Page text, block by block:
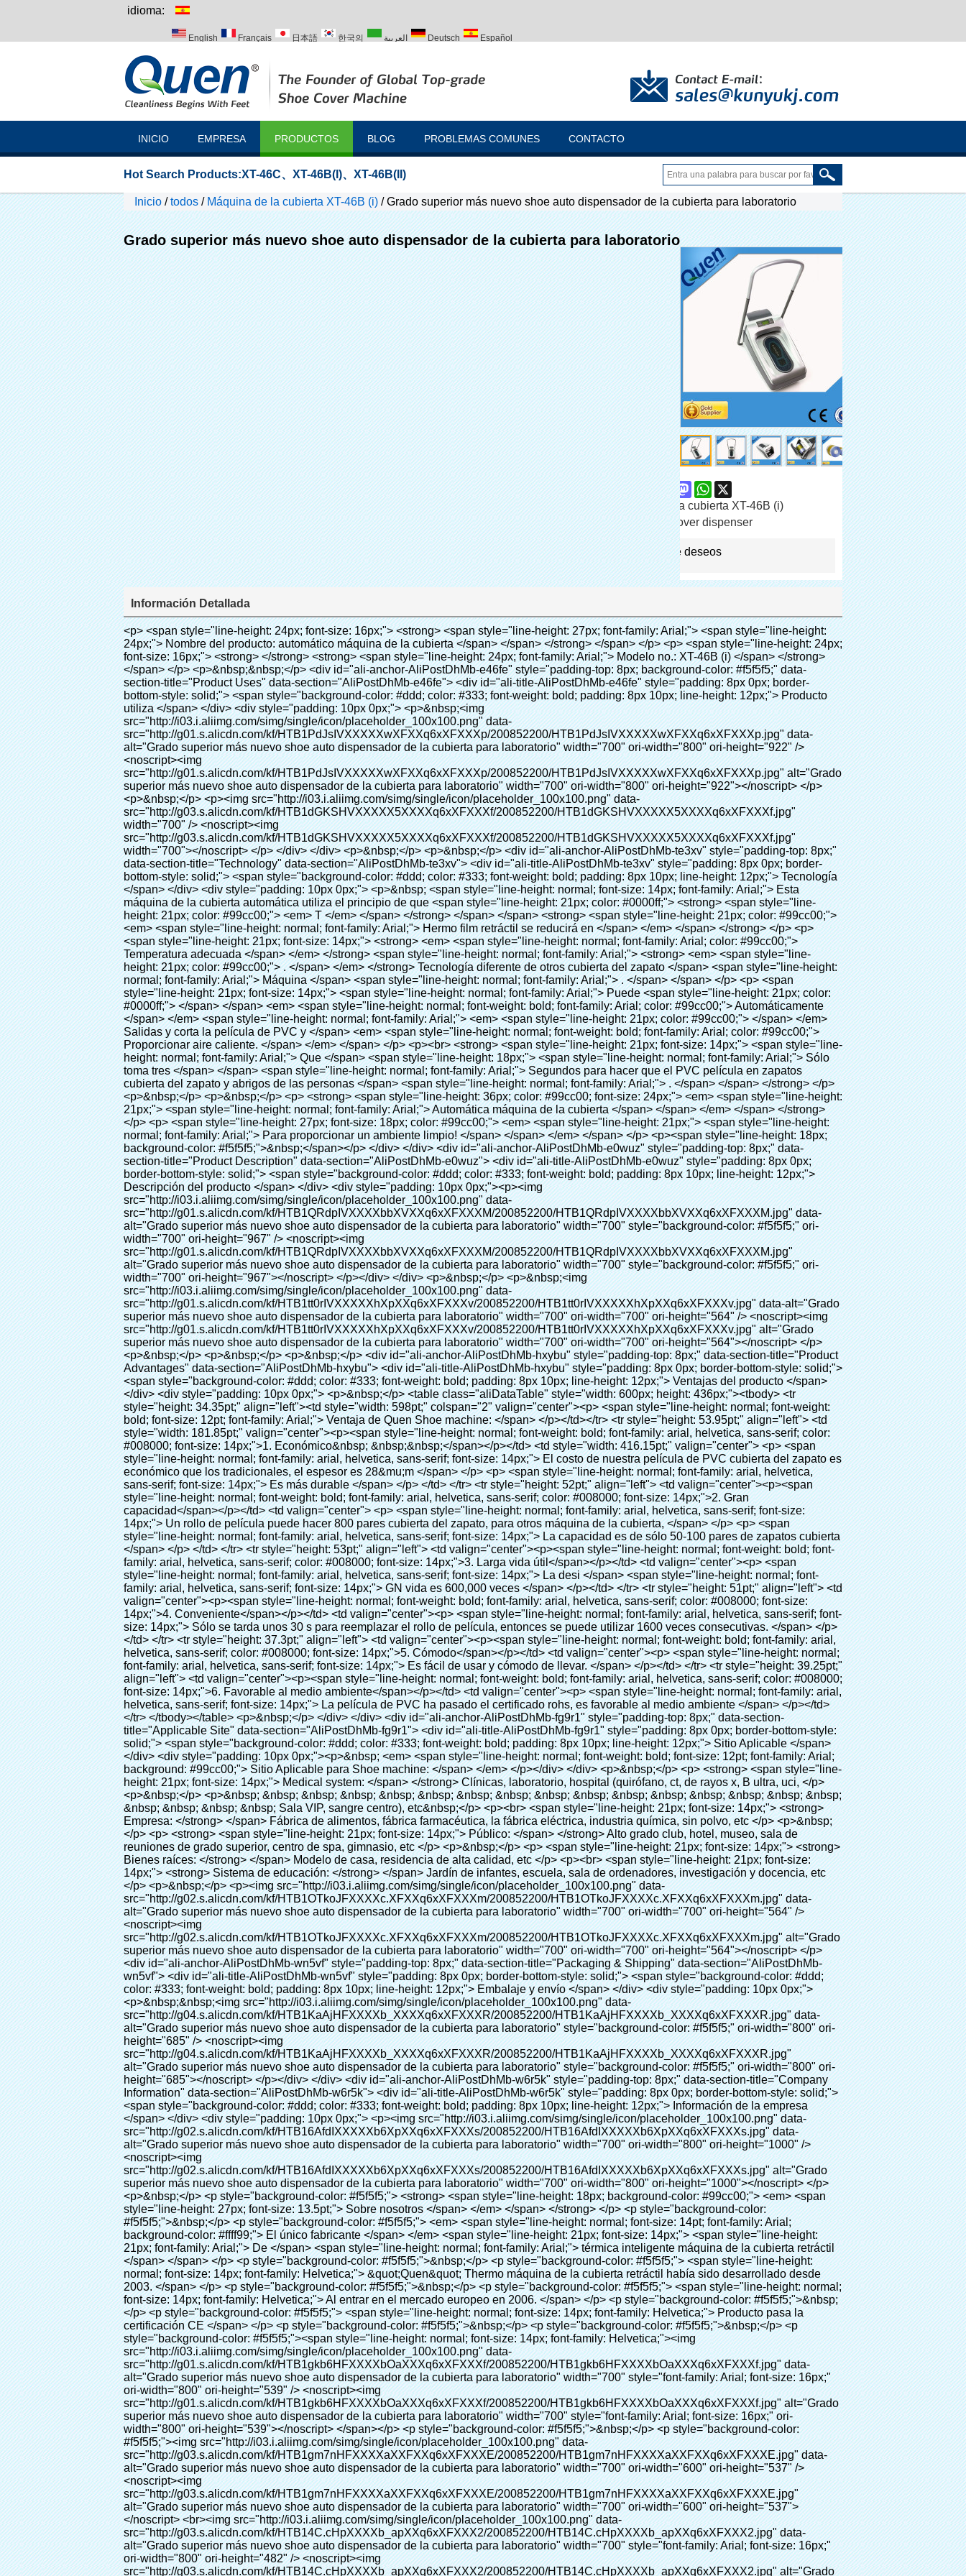
idioma:
English Français 日本語 한국의 العربية Deutsch Español
INICIO EMPRESA PRODUCTOS BLOG PROBLEMAS COMUNES CONTACTO
Hot Search Products:XT-46C、 XT-46B(I)、 XT-46B(II)
Inicio /todos / Máquina de la cubierta XT-46B (i) /Grado superior más nuevo shoe auto dispensador de la cubierta para laboratorio
Grado superior más nuevo shoe auto dispensador de la cubierta para laboratorio
participación ShareFacebook
PinterestMastodonWhatsApp
Categoría
Máquina de la cubierta XT-46B (i)
Marca
Quen shoe cover dispenser
Conecta ahora Añadir a la lista de deseos
Información Detallada
<p> <span style="line-height: 24px; font-size: 16px;"> <strong> <span style="line-height: 27px; font-family: Arial;"> <span style="line-height: 24px;"> Nombre del producto: automático máquina de la cubierta </span> </span> </strong> </span> </p> <p> <span style="line-height: 24px; font-size: 16px;"> <strong> </strong> <strong> <span style="line-height: 24px; font-family: Arial;"> Modelo no.: XT-46B (i) </span> </strong> </span> </p> <p>&nbsp;&nbsp;</p> <div id="ali-anchor-AliPostDhMb-e46fe" style="padding-top: 8px; background-color: #f5f5f5;" data-section-title="Product Uses" data-section="AliPostDhMb-e46fe"> <div id="ali-title-AliPostDhMb-e46fe" style="padding: 8px 0px; border-bottom-style: solid;"> <span style="background-color: #ddd; color: #333; font-weight: bold; padding: 8px 10px; line-height: 12px;"> Producto utiliza </span> </div> <div style="padding: 10px 0px;"> <p>&nbsp;<img src="http://i03.i.aliimg.com/simg/single/icon/placeholder_100x100.png" data-src="http://g01.s.alicdn.com/kf/HTB1PdJsIVXXXXXwXFXXq6xXFXXXp/200852200/HTB1PdJsIVXXXXXwXFXXq6xXFXXXp.jpg" data-alt="Grado superior más nuevo shoe auto dispensador de la cubierta para laboratorio" width="700" ori-width="800" ori-height="922" /> <noscript><img src="http://g01.s.alicdn.com/kf/HTB1PdJsIVXXXXXwXFXXq6xXFXXXp/200852200/HTB1PdJsIVXXXXXwXFXXq6xXFXXXp.jpg" alt="Grado superior más nuevo shoe auto dispensador de la cubierta para laboratorio" width="700" ori-width="800" ori-height="922"></noscript> </p> <p>&nbsp;</p> <p><img src="http://i03.i.aliimg.com/simg/single/icon/placeholder_100x100.png" data-src="http://g03.s.alicdn.com/kf/HTB1dGKSHVXXXXX5XXXXq6xXFXXXf/200852200/HTB1dGKSHVXXXXX5XXXXq6xXFXXXf.jpg" width="700" /> <noscript><img src="http://g03.s.alicdn.com/kf/HTB1dGKSHVXXXXX5XXXXq6xXFXXXf/200852200/HTB1dGKSHVXXXXX5XXXXq6xXFXXXf.jpg" width="700"></noscript> </p> </div> </div> <p>&nbsp;</p> <p>&nbsp;</p> <div id="ali-anchor-AliPostDhMb-te3xv" style="padding-top: 8px;" data-section-title="Technology" data-section="AliPostDhMb-te3xv"> <div id="ali-title-AliPostDhMb-te3xv" style="padding: 8px 0px; border-bottom-style: solid;"> <span style="background-color: #ddd; color: #333; font-weight: bold; padding: 8px 10px; line-height: 12px;"> Tecnología </span> </div> <div style="padding: 10px 0px;"> <p>&nbsp; <span style="line-height: normal; font-size: 14px; font-family: Arial;"> Esta máquina de la cubierta automática utiliza el principio de que <span style="line-height: 21px; color: #0000ff;"> <strong> <span style="line-height: 21px; color: #99cc00;"> <em> T </em> </span> </strong> </span> </span> <strong> <span style="line-height: 21px; color: #99cc00;"> <em> <span style="line-height: normal; font-family: Arial;"> Hermo film retráctil se reducirá en </span> </em> </span> </strong> </p> <p> <span style="line-height: 21px; font-size: 14px;"> <strong> <em> <span style="line-height: normal; font-family: Arial; color: #99cc00;"> Temperatura adecuada </span> </em> </strong> <span style="line-height: normal; font-family: Arial;"> <strong> <em> <span style="line-height: 21px; color: #99cc00;"> . </span> </em> </strong> Tecnología diferente de otros cubierta del zapato </span> <span style="line-height: normal; font-family: Arial;"> Máquina </span> <span style="line-height: normal; font-family: Arial;"> . </span> </span> </p> <p> <span style="line-height: 21px; font-size: 14px;"> <span style="line-height: normal; font-family: Arial;"> Puede <span style="line-height: 21px; color: #0000ff;"> </span> </span> <em> <span style="line-height: normal; font-weight: bold; font-family: Arial; color: #99cc00;"> Automáticamente </span> </em> <span style="line-height: normal; font-family: Arial;"> <em> <span style="line-height: 21px; color: #99cc00;"> </span> </em> Salidas y corta la película de PVC y </span> <em> <span style="line-height: normal; font-weight: bold; font-family: Arial; color: #99cc00;"> Proporcionar aire caliente. </span> </em> </span> </p> <p><br> <strong> <span style="line-height: 21px; font-size: 14px;"> <span style="line-height: normal; font-family: Arial;"> Que </span> <span style="line-height: 18px;"> <span style="line-height: normal; font-family: Arial;"> Sólo toma tres </span> </span> <span style="line-height: normal; font-family: Arial;"> Segundos para hacer que el PVC película en zapatos cubierta del zapato y abrigos de las personas </span> <span style="line-height: normal; font-family: Arial;"> . </span> </span> </strong> </p> <p>&nbsp;</p> <p>&nbsp;</p> <p> <strong> <span style="line-height: 36px; color: #99cc00; font-size: 24px;"> <em> <span style="line-height: 21px;"> <span style="line-height: normal; font-family: Arial;"> Automática máquina de la cubierta </span> </span> </em> </span> </strong> </p> <p> <span style="line-height: 27px; font-size: 18px; color: #99cc00;"> <em> <span style="line-height: 21px;"> <span style="line-height: normal; font-family: Arial;"> Para proporcionar un ambiente limpio! </span> </span> </em> </span> </p> <p><span style="line-height: 18px; background-color: #f5f5f5;">&nbsp;</span></p> </div> </div> <div id="ali-anchor-AliPostDhMb-e0wuz" style="padding-top: 8px;" data-section-title="Product Description" data-section="AliPostDhMb-e0wuz"> <div id="ali-title-AliPostDhMb-e0wuz" style="padding: 8px 0px; border-bottom-style: solid;"> <span style="background-color: #ddd; color: #333; font-weight: bold; padding: 8px 10px; line-height: 12px;"> Descripción del producto </span> </div> <div style="padding: 10px 0px;"><p><img src="http://i03.i.aliimg.com/simg/single/icon/placeholder_100x100.png" data-src="http://g01.s.alicdn.com/kf/HTB1QRdpIVXXXXbbXVXXq6xXFXXXM/200852200/HTB1QRdpIVXXXXbbXVXXq6xXFXXXM.jpg" data-alt="Grado superior más nuevo shoe auto dispensador de la cubierta para laboratorio" width="700" style="background-color: #f5f5f5;" ori-width="700" ori-height="967" /> <noscript><img src="http://g01.s.alicdn.com/kf/HTB1QRdpIVXXXXbbXVXXq6xXFXXXM/200852200/HTB1QRdpIVXXXXbbXVXXq6xXFXXXM.jpg" alt="Grado superior más nuevo shoe auto dispensador de la cubierta para laboratorio" width="700" style="background-color: #f5f5f5;" ori-width="700" ori-height="967"></noscript> </p></div> </div> <p>&nbsp;</p> <p>&nbsp;<img src="http://i03.i.aliimg.com/simg/single/icon/placeholder_100x100.png" data-src="http://g01.s.alicdn.com/kf/HTB1tt0rIVXXXXXhXpXXq6xXFXXXv/200852200/HTB1tt0rIVXXXXXhXpXXq6xXFXXXv.jpg" data-alt="Grado superior más nuevo shoe auto dispensador de la cubierta para laboratorio" width="700" ori-width="700" ori-height="564" /> <noscript><img src="http://g01.s.alicdn.com/kf/HTB1tt0rIVXXXXXhXpXXq6xXFXXXv/200852200/HTB1tt0rIVXXXXXhXpXXq6xXFXXXv.jpg" alt="Grado superior más nuevo shoe auto dispensador de la cubierta para laboratorio" width="700" ori-width="700" ori-height="564"></noscript> </p> <p>&nbsp;</p> <p>&nbsp;</p> <p>&nbsp;</p> <div id="ali-anchor-AliPostDhMb-hxybu" style="padding-top: 8px;" data-section-title="Product Advantages" data-section="AliPostDhMb-hxybu"> <div id="ali-title-AliPostDhMb-hxybu" style="padding: 8px 0px; border-bottom-style: solid;"> <span style="background-color: #ddd; color: #333; font-weight: bold; padding: 8px 10px; line-height: 12px;"> Ventajas del producto </span> </div> <div style="padding: 10px 0px;"> <p>&nbsp;</p> <table class="aliDataTable" style="width: 600px; height: 436px;"><tbody> <tr style="height: 34.35pt;" align="left"><td style="width: 598pt;" colspan="2" valign="center"><p> <span style="line-height: normal; font-weight: bold; font-size: 12pt; font-family: Arial;"> Ventaja de Quen Shoe machine: </span> </p></td></tr> <tr style="height: 53.95pt;" align="left"> <td style="width: 181.85pt;" valign="center"><p><span style="line-height: normal; font-weight: bold; font-family: arial, helvetica, sans-serif; color: #008000; font-size: 14px;">1. Económico&nbsp; &nbsp;&nbsp;</span></p></td> <td style="width: 416.15pt;" valign="center"> <p> <span style="line-height: normal; font-family: arial, helvetica, sans-serif; font-size: 14px;"> El costo de nuestra película de PVC cubierta del zapato es económico que los tradicionales, el espesor es 28&mu;m </span> </p> <p> <span style="line-height: normal; font-family: arial, helvetica, sans-serif; font-size: 14px;"> Es más durable </span> </p> </td> </tr> <tr style="height: 52pt;" align="left"> <td valign="center"><p><span style="line-height: normal; font-weight: bold; font-family: arial, helvetica, sans-serif; color: #008000; font-size: 14px;">2. Gran capacidad</span></p></td> <td valign="center"> <p> <span style="line-height: normal; font-family: arial, helvetica, sans-serif; font-size: 14px;"> Un rollo de película puede hacer 800 pares cubierta del zapato, para otros máquina de la cubierta, </span> </p> <p> <span style="line-height: normal; font-family: arial, helvetica, sans-serif; font-size: 14px;"> La capacidad es de sólo 50-100 pares de zapatos cubierta </span> </p> </td> </tr> <tr style="height: 53pt;" align="left"> <td valign="center"><p><span style="line-height: normal; font-weight: bold; font-family: arial, helvetica, sans-serif; color: #008000; font-size: 14px;">3. Larga vida útil</span></p></td> <td valign="center"><p> <span style="line-height: normal; font-family: arial, helvetica, sans-serif; font-size: 14px;"> La desi </span> <span style="line-height: normal; font-family: arial, helvetica, sans-serif; font-size: 14px;"> GN vida es 600,000 veces </span> </p></td> </tr> <tr style="height: 51pt;" align="left"> <td valign="